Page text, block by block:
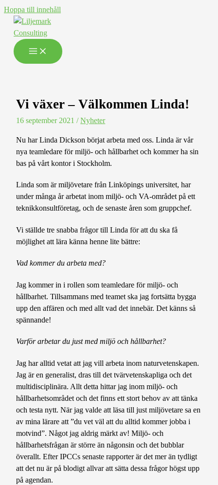
Hoppa till innehåll
Vi växer – Välkommen Linda!
16 september 2021/Nyheter
Nu har Linda Dickson börjat arbeta med oss. Linda är vår
nya teamledare för miljö- och hållbarhet och kommer ha sin
bas på vårt kontor i Stockholm.
Linda som är miljövetare från Linköpings universitet, har
under många år arbetat inom miljö- och VA-området på ett
teknikkonsultföretag, och de senaste åren som gruppchef.
Vi ställde tre snabba frågor till Linda för att du ska få
möjlighet att lära känna henne lite bättre:
Vad kommer du arbeta med?
Jag kommer in i rollen som teamledare för miljö- och
hållbarhet. Tillsammans med teamet ska jag fortsätta bygga
upp den affären och med allt vad det innebär. Det känns så
spännande!
Varför arbetar du just med miljö och hållbarhet?
Jag har alltid vetat att jag vill arbeta inom naturvetenskapen.
Jag är en generalist, dras till det tvärvetenskapliga och det
multidisciplinära. Allt detta hittar jag inom miljö- och
hållbarhetsområdet och det finns ett stort behov av att tänka
och testa nytt. När jag valde att läsa till just miljövetare sa en
av mina lärare att ”du vet väl att du alltid kommer jobba i
motvind”. Något jag aldrig märkt av! Miljö- och
hållbarhetsfrågan är större än någonsin och det bubblar
överallt. Efter IPCCs senaste rapporter är det mer än tydligt
att det nu är på blodigt allvar att sätta dessa frågor högst upp
på agendan.